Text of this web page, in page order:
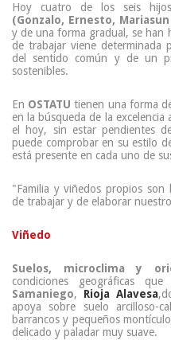
Hoy cuatro de los seis
(Gonzalo, Ernesto,
y de una forma gradual, se han
de trabajar viene determinada
del sentido común y de un
sostenibles.
En OSTATU tienen una forma
en la búsqueda de la
el hoy, sin estar pendientes
puede comprobar en su estilo
está presente en cada uno de
"Familia y viñedos propios
de trabajar y de elaborar
Viñedo
Suelos, microclima y
condiciones geográficas
Samaniego, Rioja Alavesa
apoya sobre suelo arcilloso-
barrancos y pequeños
delicado y paladar muy suave.